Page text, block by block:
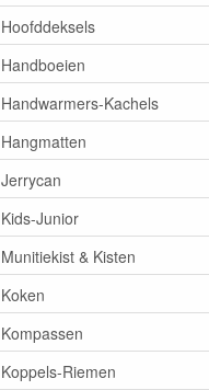
Hoofddeksels
Handboeien
Handwarmers-Kachels
Hangmatten
Jerrycan
Kids-Junior
Munitiekist & Kisten
Koken
Kompassen
Koppels-Riemen